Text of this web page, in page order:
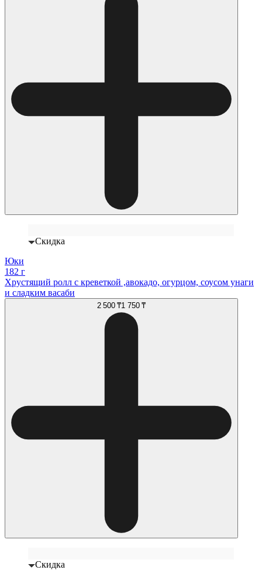
Скидка
Юки
182 г
Хрустящий ролл с креветкой ,авокадо, огурцом, соусом унаги
и сладким васаби
2 500 ₸1 750 ₸
Скидка